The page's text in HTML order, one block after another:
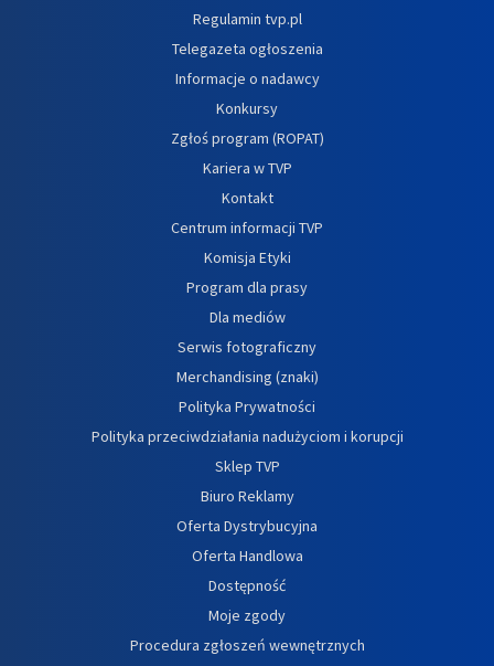
Regulamin tvp.pl
Telegazeta ogłoszenia
Informacje o nadawcy
Konkursy
Zgłoś program (ROPAT)
Kariera w TVP
Kontakt
Centrum informacji TVP
Komisja Etyki
Program dla prasy
Dla mediów
Serwis fotograficzny
Merchandising (znaki)
Polityka Prywatności
Polityka przeciwdziałania nadużyciom i korupcji
Sklep TVP
Biuro Reklamy
Oferta Dystrybucyjna
Oferta Handlowa
Dostępność
Moje zgody
Procedura zgłoszeń wewnętrznych